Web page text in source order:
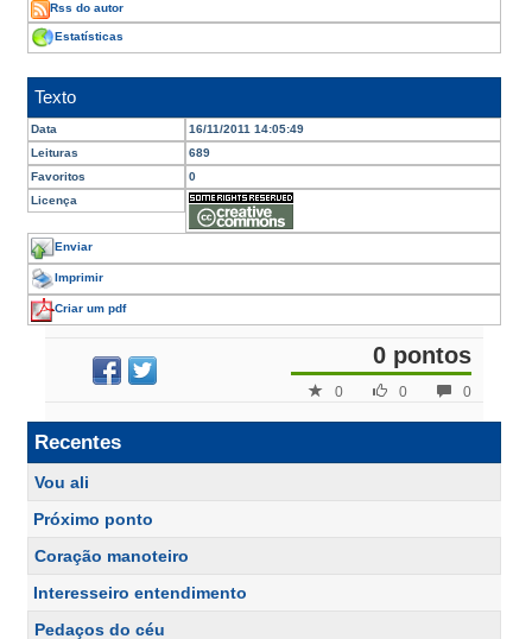
Rss do autor
Estatísticas
Texto
Data
16/11/2011 14:05:49
Leituras
689
Favoritos
0
Licença
Enviar
Imprimir
Criar um pdf
0 pontos
0
0
0
Recentes
Vou ali
Próximo ponto
Coração manoteiro
Interesseiro entendimento
Pedaços do céu